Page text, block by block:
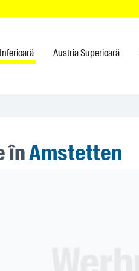
Austria Superioară
înAmstetten